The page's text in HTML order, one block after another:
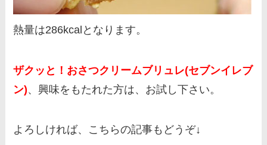
熱量は286kcalとなります。
ザクッと！おさつクリームブリュレ(セブンイレブ
ン)、興味をもたれた方は、お試し下さい。
よろしければ、こちらの記事もどうぞ↓